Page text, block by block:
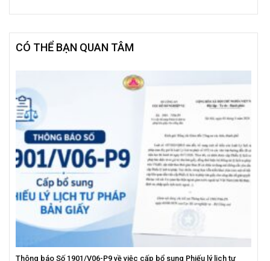
CÓ THỂ BẠN QUAN TÂM
Thông báo Số 1901/V06-P9 về việc cấp bổ sung Phiếu lý lịch tư